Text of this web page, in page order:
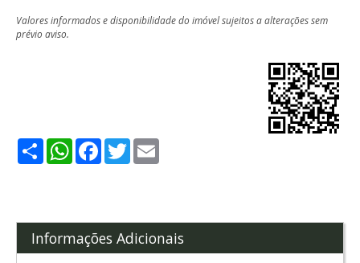
Valores informados e disponibilidade do imóvel sujeitos a alterações sem
prévio aviso.
ShareWhatsApp
Facebook
Twitter
Informações Adicionais